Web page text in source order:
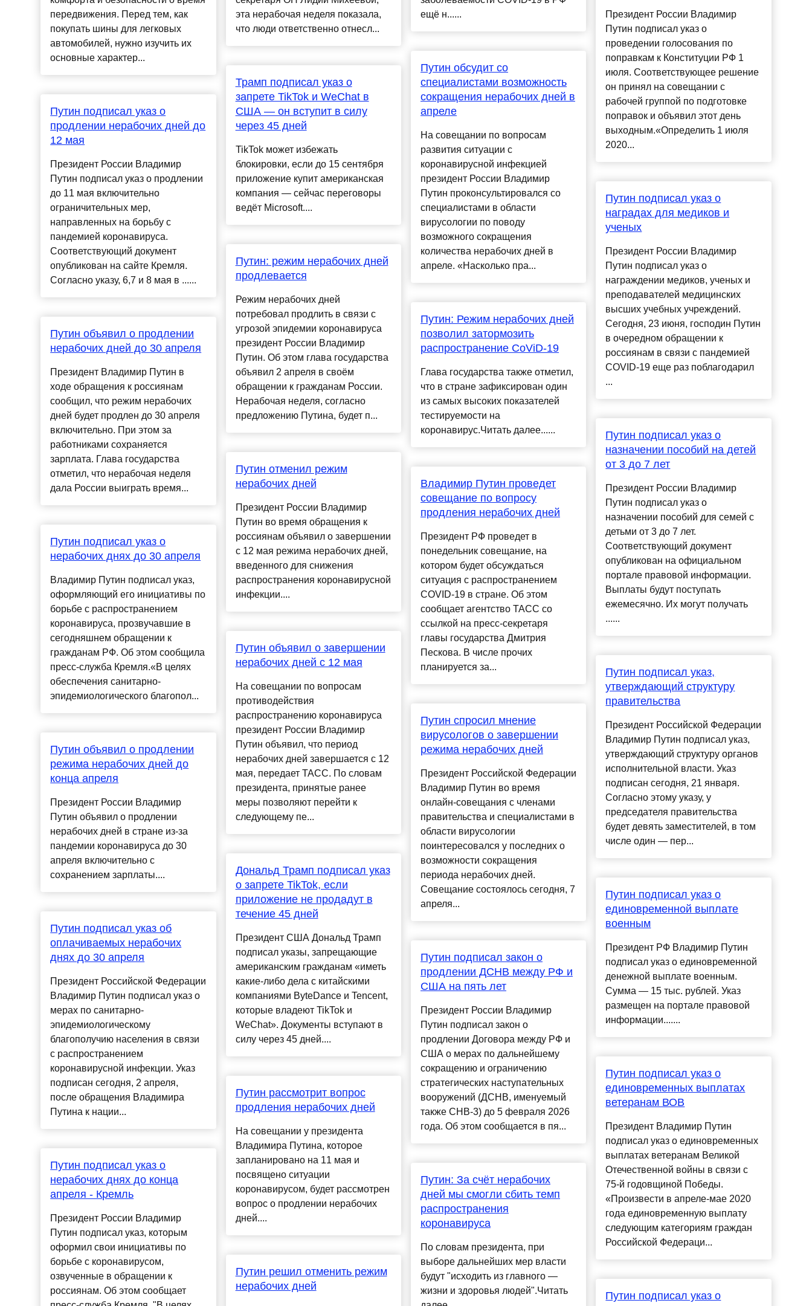
передвижения. Перед тем, как
покупать шины для легковых
автомобилей, нужно изучить их
основные характер...
Путин подписал указ о
продлении нерабочих дней до
12 мая
Президент России Владимир
Путин подписал указ о продлении
до 11 мая включительно
ограничительных мер,
направленных на борьбу с
пандемией коронавируса.
Соответствующий документ
опубликован на сайте Кремля.
Согласно указу, 6,7 и 8 мая в ......
Путин объявил о продлении
нерабочих дней до 30 апреля
Президент Владимир Путин в
ходе обращения к россиянам
сообщил, что режим нерабочих
дней будет продлен до 30 апреля
включительно. При этом за
работниками сохраняется
зарплата. Глава государства
отметил, что нерабочая неделя
дала России выиграть время...
Путин подписал указ о
нерабочих днях до 30 апреля
Владимир Путин подписал указ,
оформляющий его инициативы по
борьбе с распространением
коронавируса, прозвучавшие в
сегодняшнем обращении к
гражданам РФ. Об этом сообщила
пресс-служба Кремля.«В целях
обеспечения санитарно-
эпидемиологического благопол...
Путин объявил о продлении
режима нерабочих дней до
конца апреля
Президент России Владимир
Путин объявил о продлении
нерабочих дней в стране из-за
пандемии коронавируса до 30
апреля включительно с
сохранением зарплаты....
Путин подписал указ об
оплачиваемых нерабочих
днях до 30 апреля
Президент Российской Федерации
Владимир Путин подписал указ о
мерах по санитарно-
эпидемиологическому
благополучию населения в связи
с распространением
коронавирусной инфекции. Указ
подписан сегодня, 2 апреля,
после обращения Владимира
Путина к нации...
Путин подписал указ о
нерабочих днях до конца
апреля - Кремль
Президент России Владимир
Путин подписал указ, которым
оформил свои инициативы по
борьбе с коронавирусом,
озвученные в обращении к
россиянам. Об этом сообщает
эта нерабочая неделя показала,
что люди ответственно отнесл...
Трамп подписал указ о
запрете TikTok и WeChat в
США — он вступит в силу
через 45 дней
TikTok может избежать
блокировки, если до 15 сентября
приложение купит американская
компания — сейчас переговоры
ведёт Microsoft....
Путин: режим нерабочих дней
продлевается
Режим нерабочих дней
потребовал продлить в связи с
угрозой эпидемии коронавируса
президент России Владимир
Путин. Об этом глава государства
объявил 2 апреля в своём
обращении к гражданам России.
Нерабочая неделя, согласно
предложению Путина, будет п...
Путин отменил режим
нерабочих дней
Президент России Владимир
Путин во время обращения к
россиянам объявил о завершении
с 12 мая режима нерабочих дней,
введенного для снижения
распространения коронавирусной
инфекции....
Путин объявил о завершении
нерабочих дней с 12 мая
На совещании по вопросам
противодействия
распространению коронавируса
президент России Владимир
Путин объявил, что период
нерабочих дней завершается с 12
мая, передает ТАСС. По словам
президента, принятые ранее
меры позволяют перейти к
следующему пе...
Дональд Трамп подписал указ
о запрете TikTok, если
приложение не продадут в
течение 45 дней
Президент США Дональд Трамп
подписал указы, запрещающие
американским гражданам «иметь
какие-либо дела с китайскими
компаниями ByteDance и Tencent,
которые владеют TikTok и
WeChat». Документы вступают в
силу через 45 дней....
Путин рассмотрит вопрос
продления нерабочих дней
На совещании у президента
Владимира Путина, которое
запланировано на 11 мая и
посвящено ситуации
коронавирусом, будет рассмотрен
вопрос о продлении нерабочих
дней....
Путин решил отменить режим
нерабочих дней
ещё н......
Путин обсудит со
специалистами возможность
сокращения нерабочих дней в
апреле
На совещании по вопросам
развития ситуации с
коронавирусной инфекцией
президент России Владимир
Путин проконсультировался со
специалистами в области
вирусологии по поводу
возможного сокращения
количества нерабочих дней в
апреле. «Насколько пра...
Путин: Режим нерабочих дней
позволил затормозить
распространение CoViD-19
Глава государства также отметил,
что в стране зафиксирован один
из самых высоких показателей
тестируемости на
коронавирус.Читать далее......
Владимир Путин проведет
совещание по вопросу
продления нерабочих дней
Президент РФ проведет в
понедельник совещание, на
котором будет обсуждаться
ситуация с распространением
COVID-19 в стране. Об этом
сообщает агентство ТАСС со
ссылкой на пресс-секретаря
главы государства Дмитрия
Пескова. В числе прочих
планируется за...
Путин спросил мнение
вирусологов о завершении
режима нерабочих дней
Президент Российской Федерации
Владимир Путин во время
онлайн-совещания с членами
правительства и специалистами в
области вирусологии
поинтересовался у последних о
возможности сокращения
периода нерабочих дней.
Совещание состоялось сегодня, 7
апреля...
Путин подписал закон о
продлении ДСНВ между РФ и
США на пять лет
Президент России Владимир
Путин подписал закон о
продлении Договора между РФ и
США о мерах по дальнейшему
сокращению и ограничению
стратегических наступательных
вооружений (ДСНВ, именуемый
также СНВ-3) до 5 февраля 2026
года. Об этом сообщается в пя...
Путин: За счёт нерабочих
дней мы смогли сбить темп
распространения
коронавируса
По словам президента, при
выборе дальнейших мер власти
будут "исходить из главного —
жизни и здоровья людей".Читать
Президент России Владимир
Путин подписал указ о
проведении голосования по
поправкам к Конституции РФ 1
июля. Соответствующее решение
он принял на совещании с
рабочей группой по подготовке
поправок и объявил этот день
выходным.«Определить 1 июля
2020...
Путин подписал указ о
наградах для медиков и
ученых
Президент России Владимир
Путин подписал указ о
награждении медиков, ученых и
преподавателей медицинских
высших учебных учреждений.
Сегодня, 23 июня, господин Путин
в очередном обращении к
россиянам в связи с пандемией
COVID-19 еще раз поблагодарил
...
Путин подписал указ о
назначении пособий на детей
от 3 до 7 лет
Президент России Владимир
Путин подписал указ о
назначении пособий для семей с
детьми от 3 до 7 лет.
Соответствующий документ
опубликован на официальном
портале правовой информации.
Выплаты будут поступать
ежемесячно. Их могут получать
......
Путин подписал указ,
утверждающий структуру
правительства
Президент Российской Федерации
Владимир Путин подписал указ,
утверждающий структуру органов
исполнительной власти. Указ
подписан сегодня, 21 января.
Согласно этому указу, у
председателя правительства
будет девять заместителей, в том
числе один — пер...
Путин подписал указ о
единовременной выплате
военным
Президент РФ Владимир Путин
подписал указ о единовременной
денежной выплате военным.
Сумма — 15 тыс. рублей. Указ
размещен на портале правовой
информации.......
Путин подписал указ о
единовременных выплатах
ветеранам ВОВ
Президент Владимир Путин
подписал указ о единовременных
выплатах ветеранам Великой
Отечественной войны в связи с
75-й годовщиной Победы.
«Произвести в апреле-мае 2020
года единовременную выплату
следующим категориям граждан
Российской Федераци...
Путин подписал указ о